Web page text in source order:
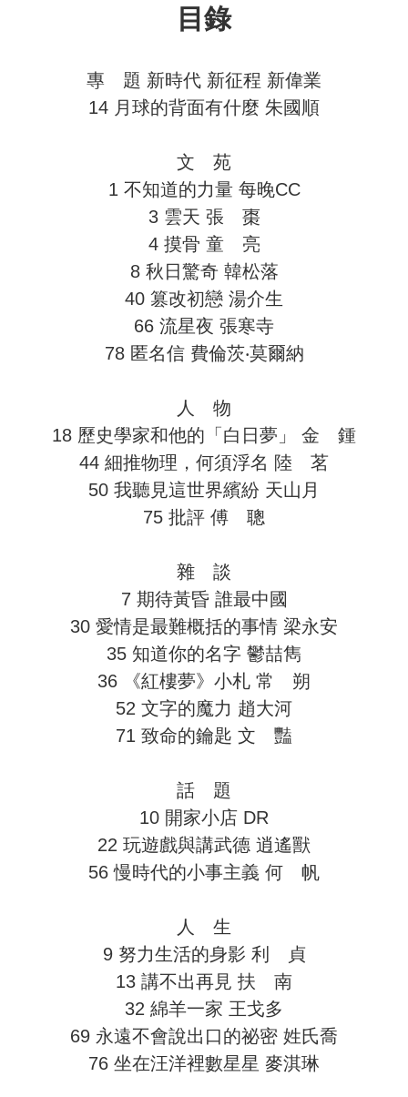
目錄
專 題 新時代 新征程 新偉業
14 月球的背面有什麼 朱國順
文 苑
1 不知道的力量 每晚CC
3 雲天 張 棗
4 摸骨 童 亮
8 秋日驚奇 韓松落
40 篡改初戀 湯介生
66 流星夜 張寒寺
78 匿名信 費倫茨‧莫爾納
人 物
18 歷史學家和他的「白日夢」 金 鍾
44 細推物理，何須浮名 陸 茗
50 我聽見這世界繽紛 天山月
75 批評 傅 聰
雜 談
7 期待黃昏 誰最中國
30 愛情是最難概括的事情 梁永安
35 知道你的名字 鬱喆雋
36 《紅樓夢》小札 常 朔
52 文字的魔力 趙大河
71 致命的鑰匙 文 豔
話 題
10 開家小店 DR
22 玩遊戲與講武德 逍遙獸
56 慢時代的小事主義 何 帆
人 生
9 努力生活的身影 利 貞
13 講不出再見 扶 南
32 綿羊一家 王戈多
69 永遠不會說出口的祕密 姓氏喬
76 坐在汪洋裡數星星 麥淇琳